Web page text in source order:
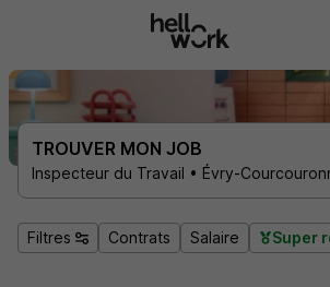
TROUVER MON JOB
Inspecteur du Travail • Évry-
Filtres Contrats Salaire Super